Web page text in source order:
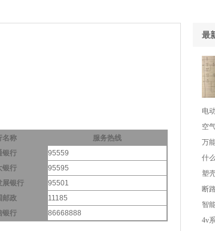
名称
服务热线
银行
95559
银行
95595
展银行
95501
邮政
11185
银行
86668888
最
电
空
万
什
塑
断
智
4v